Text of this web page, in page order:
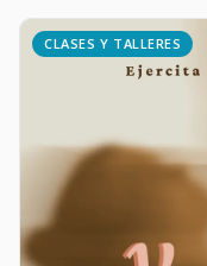
CLASES Y TALLERES